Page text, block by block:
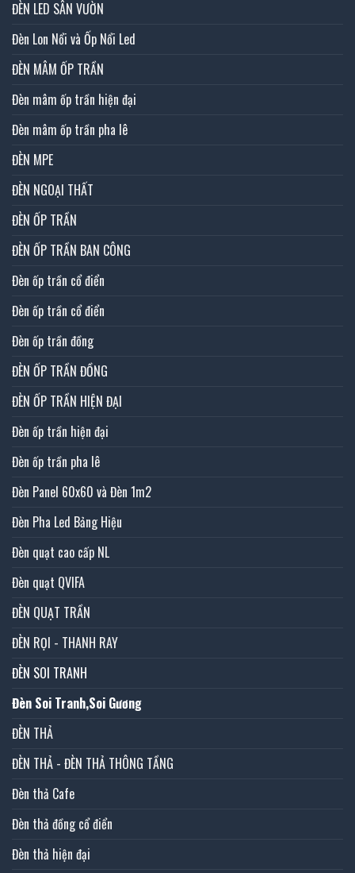
ĐÈN LED SÂN VƯỜN
Đèn Lon Nổi và Ốp Nổi Led
ĐÈN MÂM ỐP TRẦN
Đèn mâm ốp trần hiện đại
Đèn mâm ốp trần pha lê
ĐÈN MPE
ĐÈN NGOẠI THẤT
ĐÈN ỐP TRẦN
ĐÈN ỐP TRẦN BAN CÔNG
Đèn ốp trần cổ điển
Đèn ốp trần cổ điển
Đèn ốp trần đồng
ĐÈN ỐP TRẦN ĐỒNG
ĐÈN ỐP TRẦN HIỆN ĐẠI
Đèn ốp trần hiện đại
Đèn ốp trần pha lê
Đèn Panel 60x60 và Đèn 1m2
Đèn Pha Led Bảng Hiệu
Đèn quạt cao cấp NL
Đèn quạt QVIFA
ĐÈN QUẠT TRẦN
ĐÈN RỌI - THANH RAY
ĐÈN SOI TRANH
Đèn Soi Tranh,Soi Gương
ĐÈN THẢ
ĐÈN THẢ - ĐÈN THẢ THÔNG TẦNG
Đèn thả Cafe
Đèn thả đồng cổ điển
Đèn thả hiện đại